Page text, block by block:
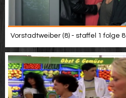
Vorstadtweiber (8) - staffel 1 folge 8